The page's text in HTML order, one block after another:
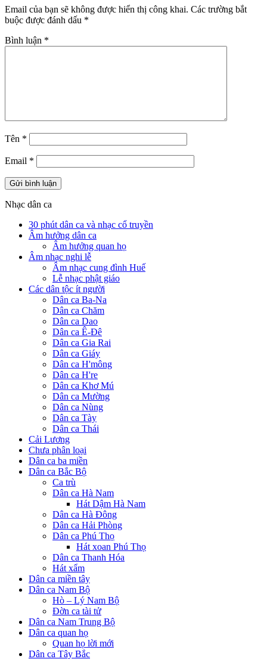
Email của bạn sẽ không được hiển thị công khai. Các trường bắt
buộc được đánh dấu *
Bình luận *
Tên *
Email *
Nhạc dân ca
30 phút dân ca và nhạc cổ truyền
Âm hưởng dân ca
Âm hưởng quan họ
Âm nhạc nghi lễ
Âm nhạc cung đình Huế
Lễ nhạc phật giáo
Các dân tộc ít người
Dân ca Ba-Na
Dân ca Chăm
Dân ca Dao
Dân ca Ê-Đê
Dân ca Gia Rai
Dân ca Giáy
Dân ca H'mông
Dân ca H're
Dân ca Khơ Mú
Dân ca Mường
Dân ca Nùng
Dân ca Tày
Dân ca Thái
Cải Lương
Chưa phân loại
Dân ca ba miền
Dân ca Bắc Bộ
Ca trù
Dân ca Hà Nam
Hát Dậm Hà Nam
Dân ca Hà Đông
Dân ca Hải Phòng
Dân ca Phú Thọ
Hát xoan Phú Thọ
Dân ca Thanh Hóa
Hát xẩm
Dân ca miền tây
Dân ca Nam Bộ
Hò – Lý Nam Bộ
Đờn ca tài tử
Dân ca Nam Trung Bộ
Dân ca quan họ
Quan họ lời mới
Dân ca Tây Bắc